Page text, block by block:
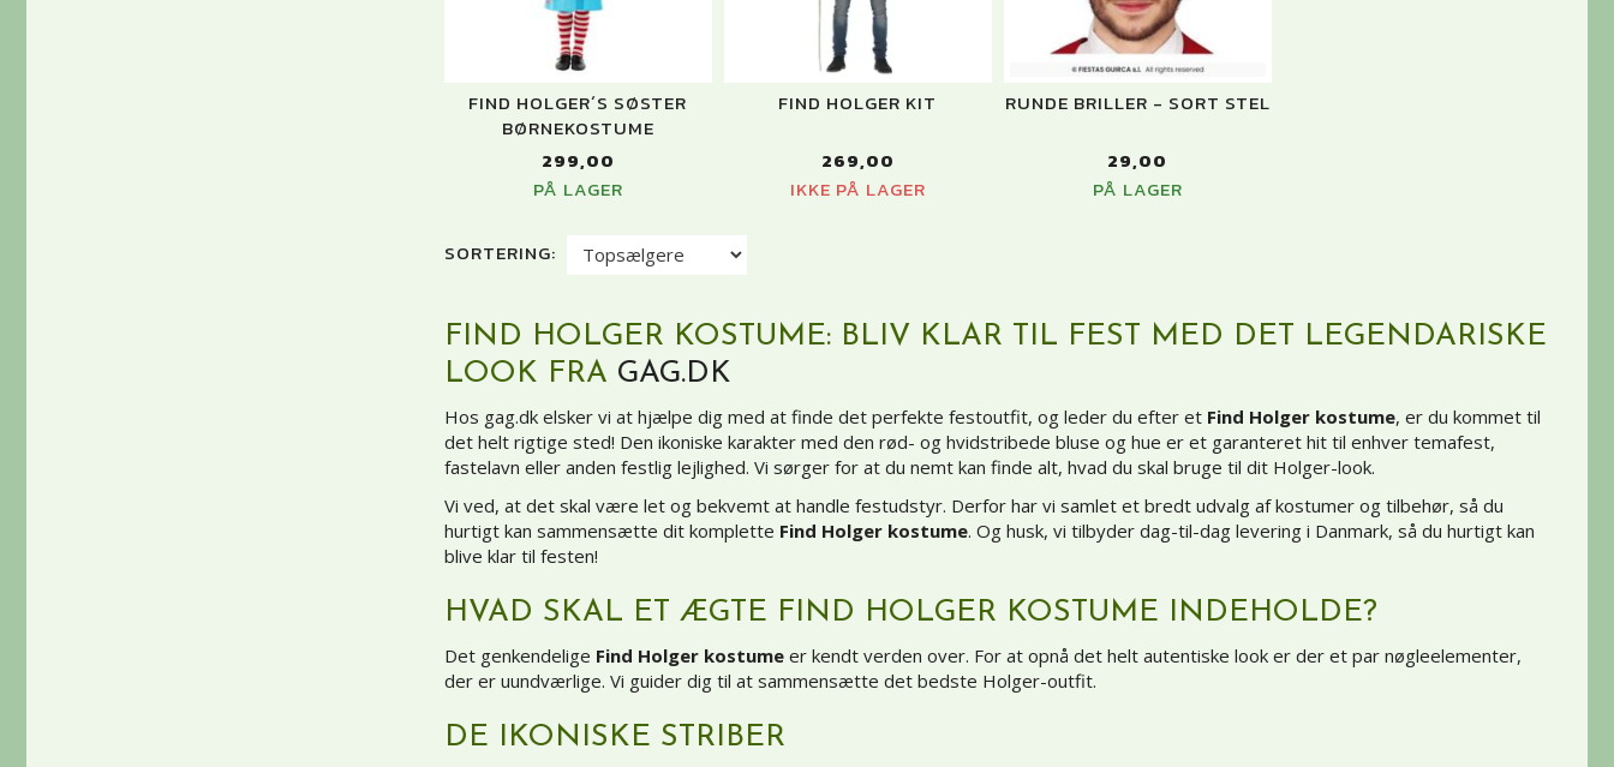
FIND HOLGER´S SØSTER
BØRNEKOSTUME
299,00
PÅ LAGER
FIND HOLGER KIT
269,00
IKKE PÅ LAGER
RUNDE BRILLER - SORT STEL
29,00
PÅ LAGER
SORTERING:
FIND HOLGER KOSTUME: BLIV KLAR TIL FEST MED DET LEGENDARISKE
LOOK FRA GAG.DK
Hos gag.dk elsker vi at hjælpe dig med at finde det perfekte festoutfit, og leder du efter et Find Holger kostume, er du kommet til
det helt rigtige sted! Den ikoniske karakter med den rød- og hvidstribede bluse og hue er et garanteret hit til enhver temafest,
fastelavn eller anden festlig lejlighed. Vi sørger for at du nemt kan finde alt, hvad du skal bruge til dit Holger-look.
Vi ved, at det skal være let og bekvemt at handle festudstyr. Derfor har vi samlet et bredt udvalg af kostumer og tilbehør, så du
hurtigt kan sammensætte dit komplette Find Holger kostume. Og husk, vi tilbyder dag-til-dag levering i Danmark, så du hurtigt kan
blive klar til festen!
HVAD SKAL ET ÆGTE FIND HOLGER KOSTUME INDEHOLDE?
Det genkendelige Find Holger kostumeer kendt verden over. For at opnå det helt autentiske look er der et par nøgleelementer,
der er uundværlige. Vi guider dig til at sammensætte det bedste Holger-outfit.
DE IKONISKE STRIBER